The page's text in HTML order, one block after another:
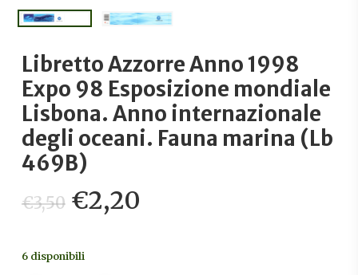
Libretto Azzorre Anno 1998
Expo 98 Esposizione mondiale
Lisbona. Anno internazionale
degli oceani. Fauna marina (Lb
469B)
€3,50 Il
prezzo
originale
€2,20
6 disponibili